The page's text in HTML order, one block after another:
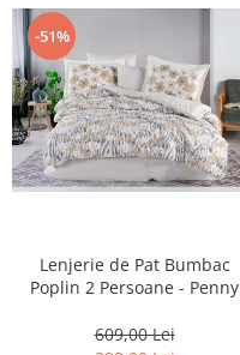
-51%
Lenjerie de Pat Bumbac
Poplin 2 Persoane - Penny
609,00 Lei